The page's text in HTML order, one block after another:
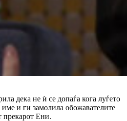
дека не ѝ се допаѓа кога луѓето
име и ги замолила обожавателите
прекарот Ени.